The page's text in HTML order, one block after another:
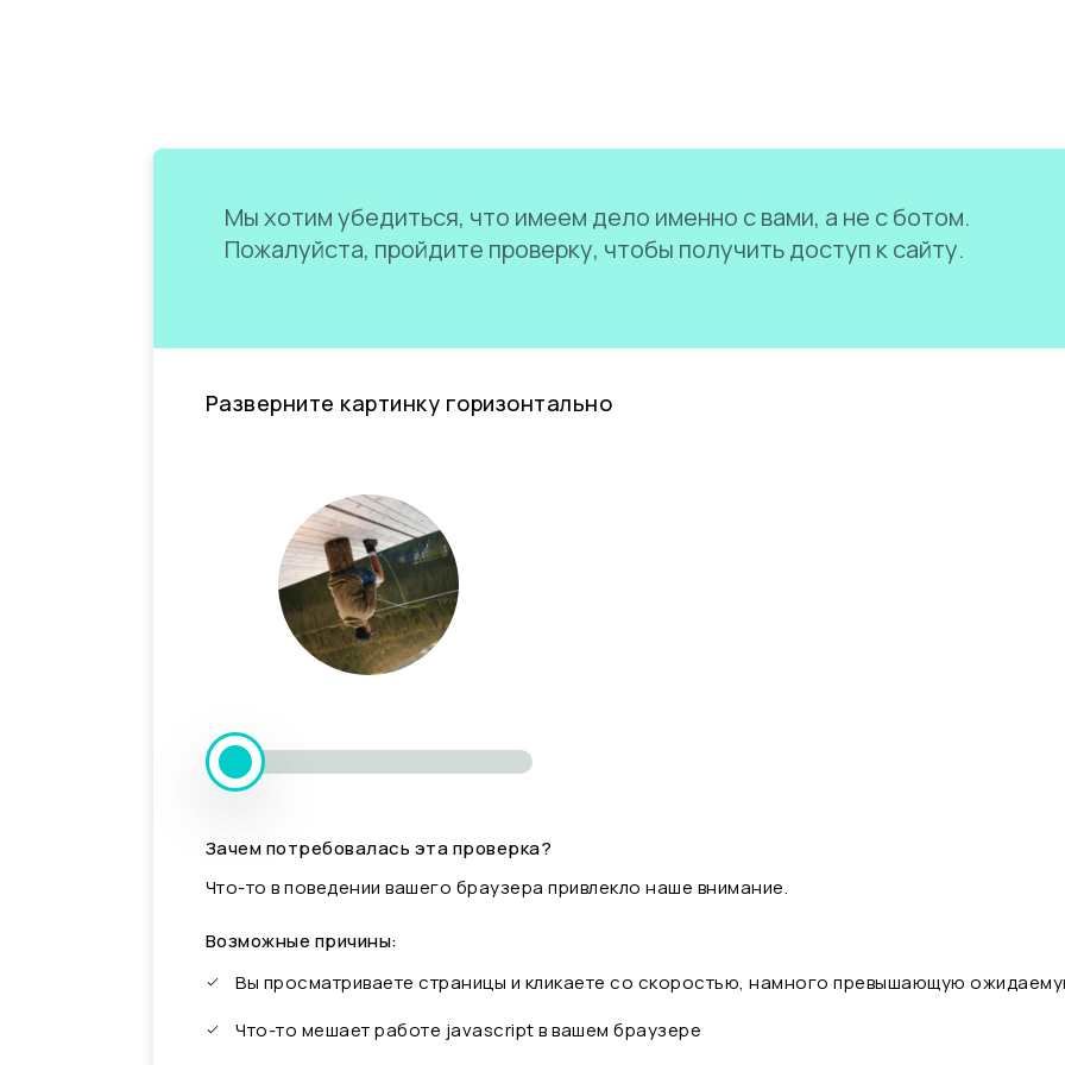
Мы хотим убедиться, что имеем дело именно с вами, а не с ботом.
Пожалуйста, пройдите проверку, чтобы получить доступ к сайту.
Разверните картинку горизонтально
Зачем потребовалась эта проверка?
Что-то в поведении вашего браузера привлекло наше внимание.
Возможные причины:
Вы просматриваете страницы и кликаете со скоростью, намного превышающую
Что-то мешает работе javascript в вашем браузере